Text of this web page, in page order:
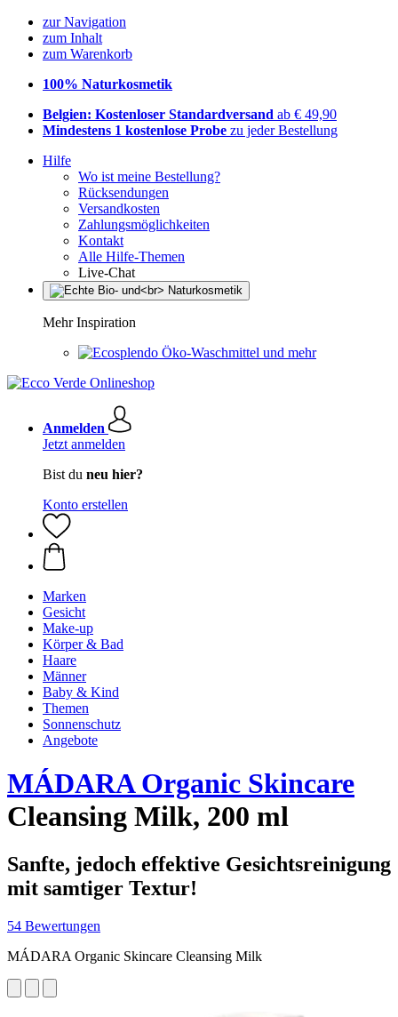
zur Navigation
zum Inhalt
zum Warenkorb
100% Naturkosmetik
Belgien: Kostenloser Standardversand ab € 49,90
Mindestens 1 kostenlose Probe zu jeder Bestellung
Hilfe
Wo ist meine Bestellung?
Rücksendungen
Versandkosten
Zahlungsmöglichkeiten
Kontakt
Alle Hilfe-Themen
Live-Chat
Mehr Inspiration
Öko-Waschmittel und mehr
Anmelden
Jetzt anmelden
Bist du neu hier?
Konto erstellen
Marken
Gesicht
Make-up
Körper & Bad
Haare
Männer
Baby & Kind
Themen
Sonnenschutz
Angebote
MÁDARA Organic Skincare
Cleansing Milk, 200 ml
Sanfte, jedoch effektive Gesichtsreinigung
mit samtiger Textur!
54 Bewertungen
MÁDARA Organic Skincare Cleansing Milk